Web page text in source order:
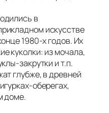
в
искусстве
1980-х годов. Их
куколки: из мочала,
закрутки и т.п.
глубже, в древней
оберегах,
доме.